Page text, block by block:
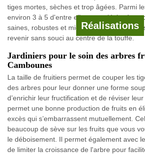
Réalisations
tiges mortes, sèches et trop âgées. Parmi
environ 3 à 5 d'entre elles sont désignées
saines, robustes et mieux alignées pour
revenir sans souci au centre de la touffe.
Jardiniers pour le soin des arbres
Cambounes
La taille de fruitiers permet de couper les
des arbres pour leur donner une forme
d’enrichir leur fructification et de réviser
permet une bonne production de fruits en
excès qui s’embarrassent mutuellement.
beaucoup de sève sur les fruits que vous
le déboisement. Il permet également avec
de limiter la croissance de l'arbre pour